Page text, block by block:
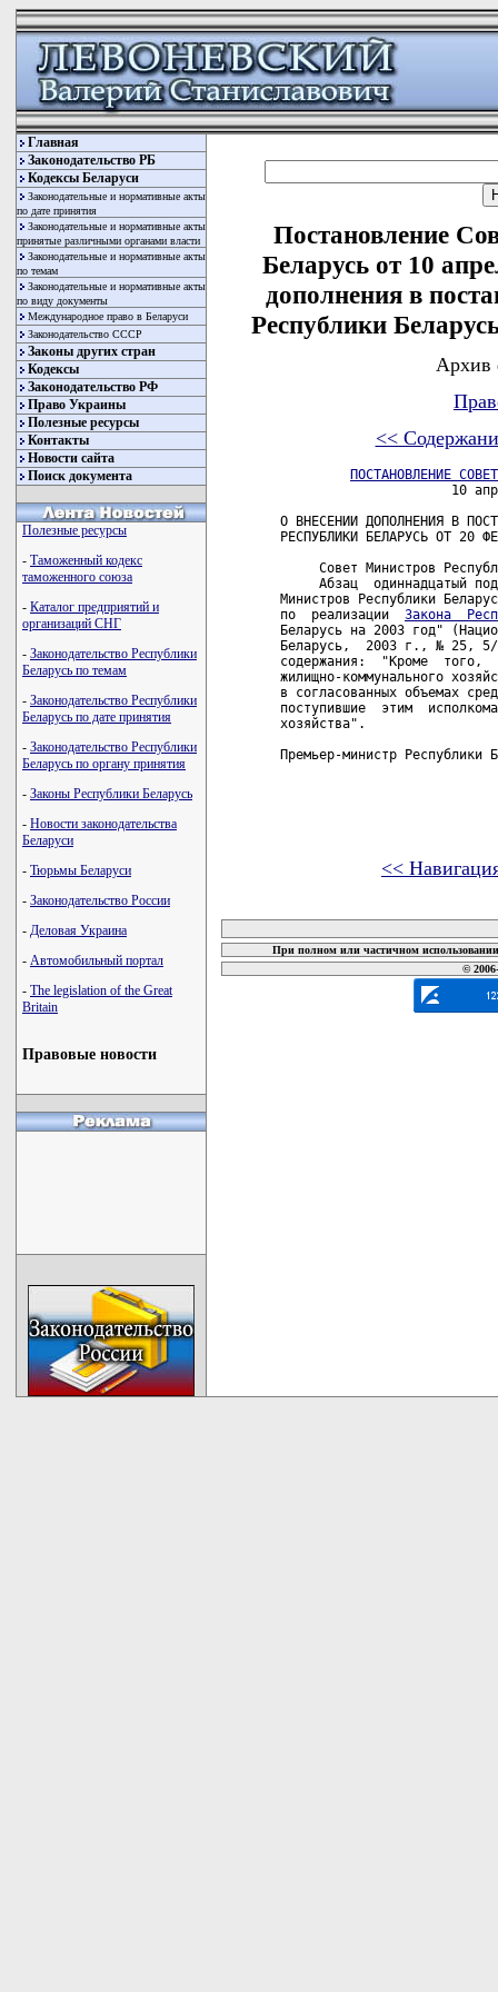
Главная
Законодательство РБ
Кодексы Беларуси
Законодательные и нормативные акты
по дате принятия
Законодательные и нормативные акты
принятые различными органами власти
Законодательные и нормативные акты
по темам
Законодательные и нормативные акты
по виду документы
Международное право в Беларуси
Законодательство СССР
Законы других стран
Кодексы
Законодательство РФ
Право Украины
Полезные ресурсы
Контакты
Новости сайта
Поиск документа
Полезные ресурсы
- Таможенный кодекс
таможенного союза
- Каталог предприятий и
организаций СНГ
- Законодательство Республики
Беларусь по темам
- Законодательство Республики
Беларусь по дате принятия
- Законодательство Республики
Беларусь по органу принятия
- Законы Республики Беларусь
- Новости законодательства
Беларуси
- Тюрьмы Беларуси
- Законодательство России
- Деловая Украина
- Автомобильный портал
- The legislation of the Great
Britain
Правовые новости
Постановление
Беларусь от 10
дополнения в
Республики
Архив
<<
ПОСТАНОВЛЕНИЕ
10
О ВНЕСЕНИИ ДОПОЛНЕНИЯ В
РЕСПУБЛИКИ БЕЛАРУСЬ ОТ 20
Совет Министров
Абзац  одиннадцатый
Министров Республики
по  реализации Закона
Беларусь на 2003 год"
Беларусь,  2003 г., № 25, 5/
содержания:  "Кроме  того,
жилищно-коммунального
в согласованных объемах
поступившие  этим
хозяйства".
Премьер-министр
<<
При полном или частичном
©